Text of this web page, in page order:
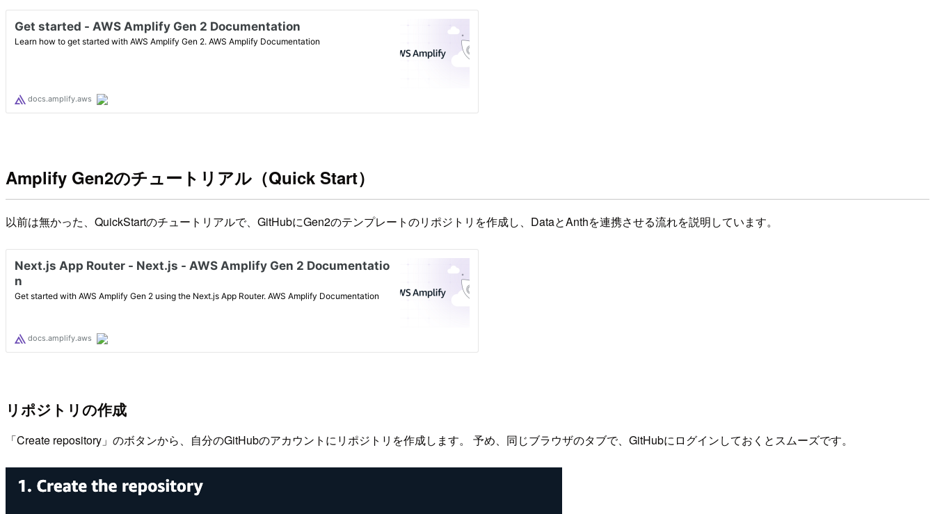
Amplify Gen2のチュートリアル（Quick Start）
以前は無かった、QuickStartのチュートリアルで、GitHubにGen2のテンプレートのリポジトリを作成し、DataとAnthを連携させる流れを説明しています。
リポジトリの作成
「Create repository」のボタンから、自分のGitHubのアカウントにリポジトリを作成します。 予め、同じブラウザのタブで、GitHubにログインしておくとスムーズです。